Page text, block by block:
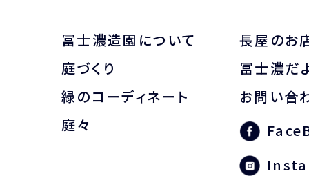
冨士濃造園について
庭づくり
緑のコーディネート
庭々
長屋のお
冨士濃だ
お問い合